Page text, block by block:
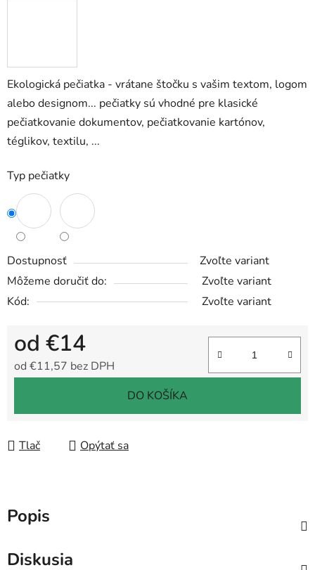
Ekologická pečiatka - vrátane štočku s vašim textom, logom
alebo designom... pečiatky sú vhodné pre klasické
pečiatkovanie dokumentov, pečiatkovanie kartónov,
téglikov, textilu, ...
Typ pečiatky
Dostupnosť
Zvoľte variant
Môžeme doručiť do:
Zvoľte variant
Kód:
Zvoľte variant
od €14
od €11,57 bez DPH
DO KOŠÍKA
Tlač Opýtať sa
Popis
Diskusia